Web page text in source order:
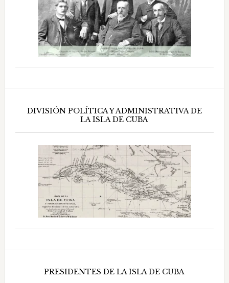
DIVISIÓN POLÍTICA Y ADMINISTRATIVA DE
LA ISLA DE CUBA
PRESIDENTES DE LA ISLA DE CUBA